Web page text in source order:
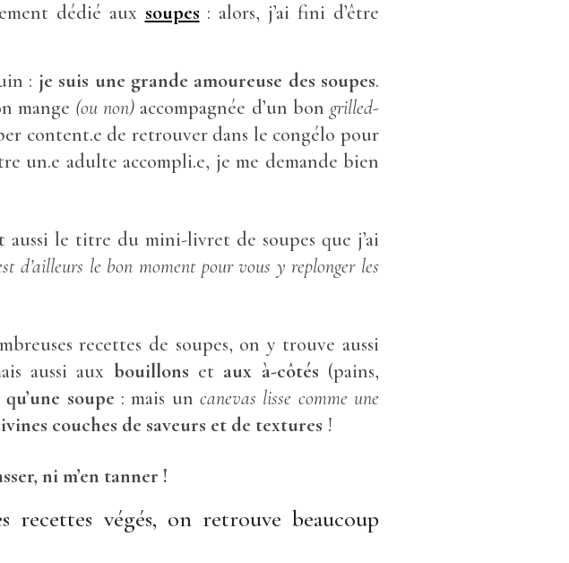
dédié aux soupes : alors, j’ai fini d’être
: je suis une grande amoureuse des soupes.
mange (ou non) accompagnée d’un bon grilled-
content.e de retrouver dans le congélo pour
un.e adulte accompli.e, je me demande bien
aussi le titre du mini-livret de soupes que j’ai
d’ailleurs le bon moment pour vous y replonger les
recettes de soupes, on y trouve aussi
aussi aux bouillons et aux à-côtés (pains,
soupe : mais uncanevas lisse comme une
couches de saveurs et de textures !
ni m’en tanner !
végés, on retrouve beaucoup